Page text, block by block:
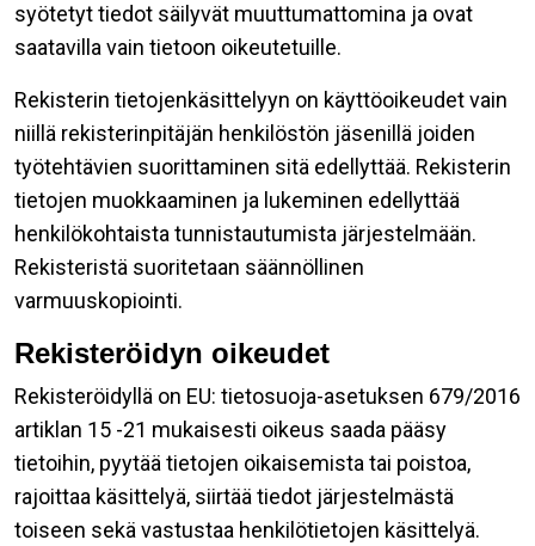
syötetyt tiedot säilyvät muuttumattomina ja ovat
saatavilla vain tietoon oikeutetuille.
Rekisterin tietojenkäsittelyyn on käyttöoikeudet vain
niillä rekisterinpitäjän henkilöstön jäsenillä joiden
työtehtävien suorittaminen sitä edellyttää. Rekisterin
tietojen muokkaaminen ja lukeminen edellyttää
henkilökohtaista tunnistautumista järjestelmään.
Rekisteristä suoritetaan säännöllinen
varmuuskopiointi.
Rekisteröidyn oikeudet
Rekisteröidyllä on EU: tietosuoja-asetuksen 679/2016
artiklan 15 -21 mukaisesti oikeus saada pääsy
tietoihin, pyytää tietojen oikaisemista tai poistoa,
rajoittaa käsittelyä, siirtää tiedot järjestelmästä
toiseen sekä vastustaa henkilötietojen käsittelyä.